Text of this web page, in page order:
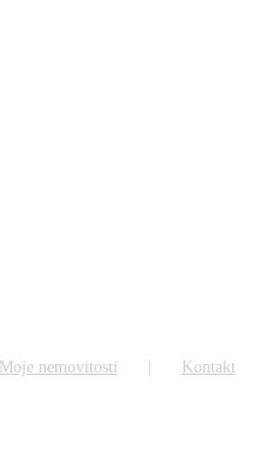
Moje nemovitosti Kontakt